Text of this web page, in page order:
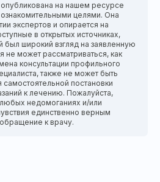
на нашем ресурсе
целями. Она
экспертов и опирается на
в открытых источниках,
был широкий взгляд на заявленную
не может рассматриваться, как
консультации профильного
также не может быть
самостоятельной постановки
к лечению. Пожалуйста,
недомоганиях и/или
единственно верным
к врачу.